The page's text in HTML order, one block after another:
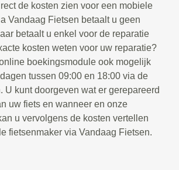
de kosten zien voor een mobiele
Vandaag Fietsen betaalt u geen
betaalt u enkel voor de reparatie
kosten weten voor uw reparatie?
boekingsmodule ook mogelijk
tussen 09:00 en 18:00 via de
U kunt doorgeven wat er gerepareerd
uw fiets en wanneer en onze
u vervolgens de kosten vertellen
fietsenmaker via Vandaag Fietsen.